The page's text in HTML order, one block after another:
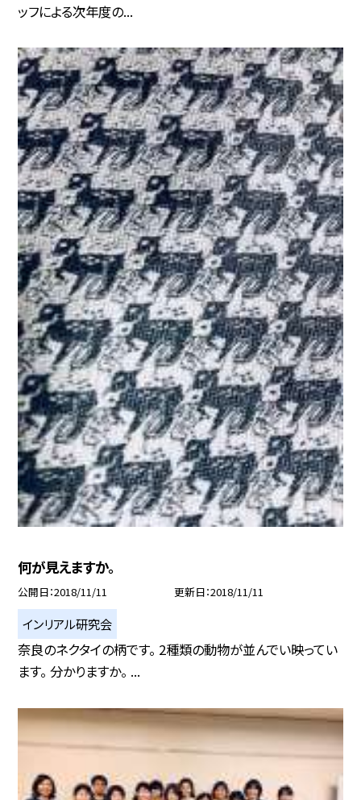
ッフによる次年度の...
何が見えますか。
公開日 2018/11/11 更新日 2018/11/11
インリアル研究会
奈良のネクタイの柄です。 2種類の動物が並んでい映ってい
ます。 分かりますか。 ...